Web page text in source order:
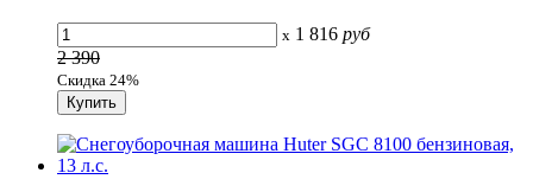
x 1 816 руб
2 390
Скидка 24%